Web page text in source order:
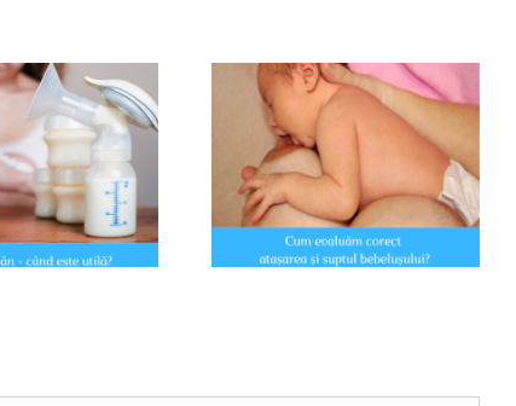
evaluam corect poziția și
bebelusului la san?
Laptele matern e suficient: de
ce să eviți suplimentarea cu
lapte praf